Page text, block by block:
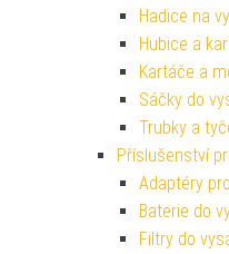
Hadice na
Hubice a
Kartáče a
Sáčky do
Trubky a
Příslušenství
Adaptéry
Baterie do
Filtry do